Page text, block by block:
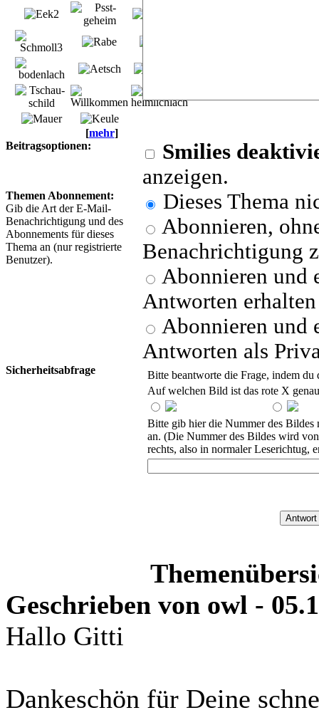
[mehr]
Beitragsoptionen:
Smilies
anzeigen.
Themen Abonnement:
Gib die Art der E-Mail-
Benachrichtigung und des
Abonnements für dieses
Thema an (nur registrierte
Benutzer).
Dieses Thema
Abonnieren,
Benachrichtigung
Abonnieren und
Antworten erhalten
Abonnieren und
Antworten als
Sicherheitsabfrage
Bitte beantworte die Frage, indem
Auf welchen Bild ist das rote X
Bitte gib hier die Nummer des Bildes
an. (Die Nummer des Bildes wird
rechts, also in normaler Leserichtug,
Geschrieben von owl -
Hallo Gitti
Dankeschön für Deine